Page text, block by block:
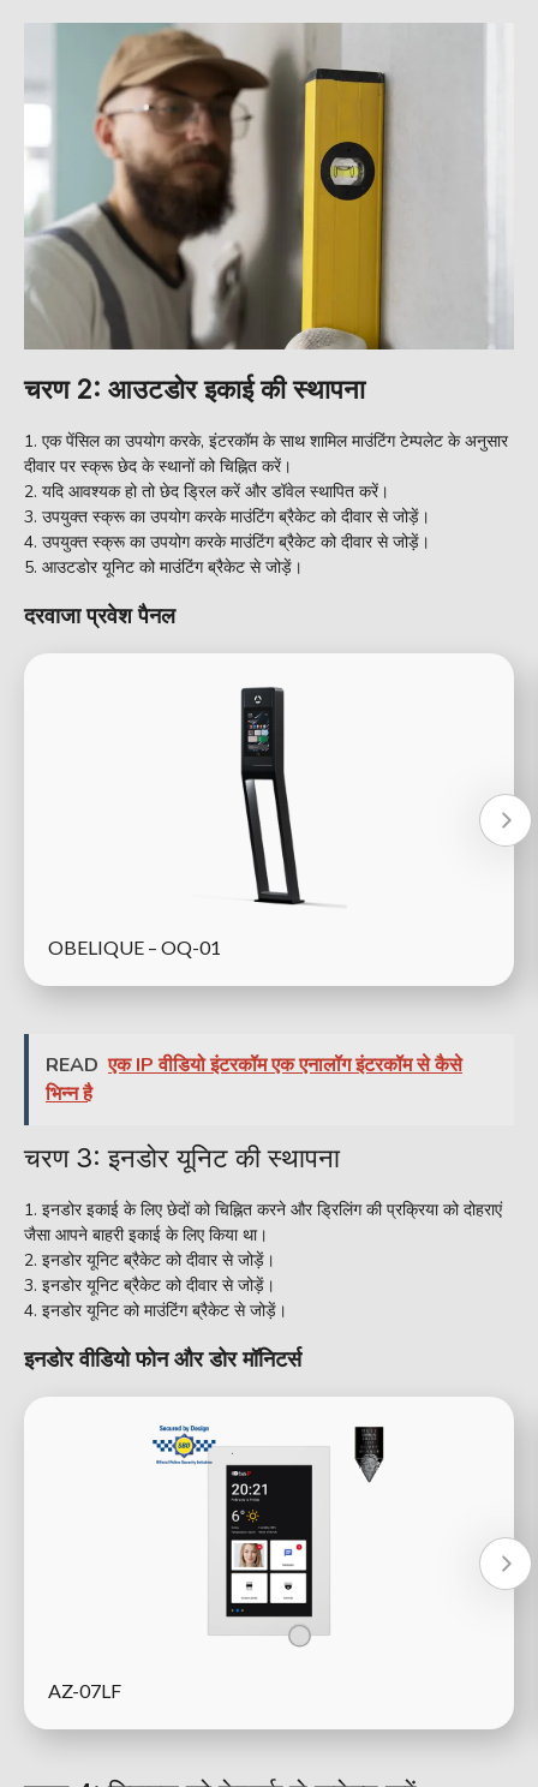
चरण 2: आउटडोर इकाई की स्थापना
एक पेंसिल का उपयोग करके, इंटरकॉम के साथ शामिल माउंटिंग टेम्पलेट के अनुसार
दीवार पर स्क्रू छेद के स्थानों को चिह्नित करें।
यदि आवश्यक हो तो छेद ड्रिल करें और डॉवेल स्थापित करें।
उपयुक्त स्क्रू का उपयोग करके माउंटिंग ब्रैकेट को दीवार से जोड़ें।
उपयुक्त स्क्रू का उपयोग करके माउंटिंग ब्रैकेट को दीवार से जोड़ें।
आउटडोर यूनिट को माउंटिंग ब्रैकेट से जोड़ें।
दरवाजा प्रवेश पैनल
OBELIQUE – OQ-01
READ एक IP वीडियो इंटरकॉम एक एनालॉग इंटरकॉम से कैसे
भिन्न है
चरण 3: इनडोर यूनिट की स्थापना
इनडोर इकाई के लिए छेदों को चिह्नित करने और ड्रिलिंग की प्रक्रिया को दोहराएं
जैसा आपने बाहरी इकाई के लिए किया था।
इनडोर यूनिट ब्रैकेट को दीवार से जोड़ें।
इनडोर यूनिट ब्रैकेट को दीवार से जोड़ें।
इनडोर यूनिट को माउंटिंग ब्रैकेट से जोड़ें।
इनडोर वीडियो फोन और डोर मॉनिटर्स
AZ-07LF